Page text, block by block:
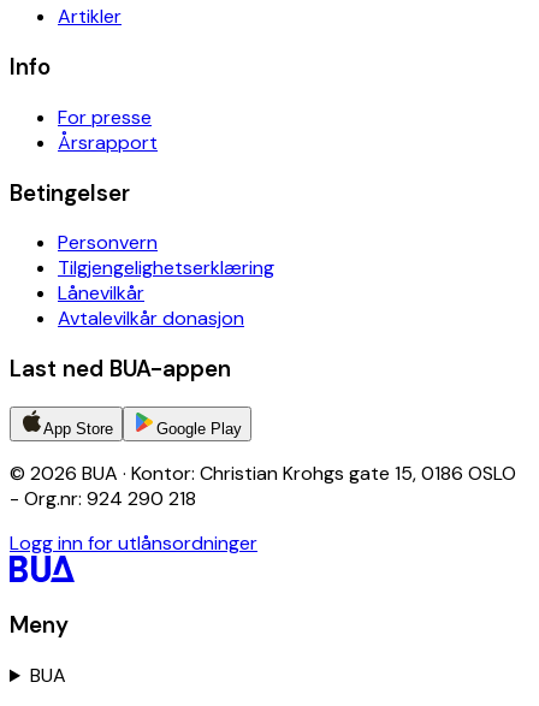
Artikler
Info
For presse
Årsrapport
Betingelser
Personvern
Tilgjengelighetserklæring
Lånevilkår
Avtalevilkår donasjon
Last ned BUA-appen
App Store Google Play
© 2026 BUA · Kontor: Christian Krohgs gate 15, 0186 OSLO
- Org.nr: 924 290 218
Logg inn for utlånsordninger
Meny
BUA